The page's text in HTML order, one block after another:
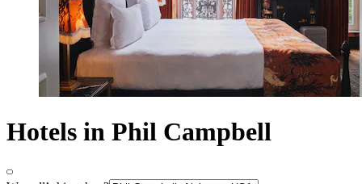
Hotels in Phil Campbell